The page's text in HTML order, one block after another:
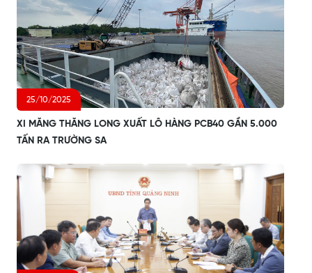
25/10/2025
XI MĂNG THĂNG LONG XUẤT LÔ HÀNG PCB40 GẦN 5.000
TẤN RA TRƯỜNG SA